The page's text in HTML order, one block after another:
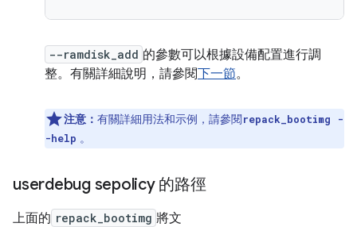
--ramdisk_add 的參數可以根據設備配置進行調
整。有關詳細說明，請參閱下一節。
注意： 有關詳細用法和示例，請參閱repack_bootimg -
-help 。
userdebug sepolicy 的路徑
上面的 repack_bootimg 將文